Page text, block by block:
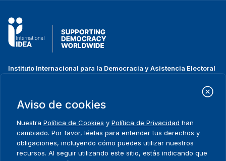
Instituto Internacional para la Democracia y Asistencia Electoral
Strömsborgsbron 1
SE-103 34 Estocolmo
+46 8 698 37 00
Footer
Inicio Projectos
Aviso de cookies
Nuestra Política de Cookies y Política de Privacidad han
cambiado. Por favor, léelas para entender tus derechos y
obligaciones, incluyendo cómo puedes utilizar nuestros
recursos. Al seguir utilizando este sitio, estás indicando que